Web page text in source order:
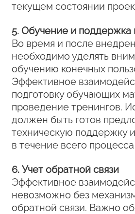
текущем состоянии
5. Обучение и поддержка
Во время и после
необходимо уделять
обучению конечных
Эффективное
подготовку обучающих
проведение тренингов.
должен быть готов
техническую поддержку
в течение всего
6. Учет обратной связи
Эффективное
невозможно без
обратной связи. Важно